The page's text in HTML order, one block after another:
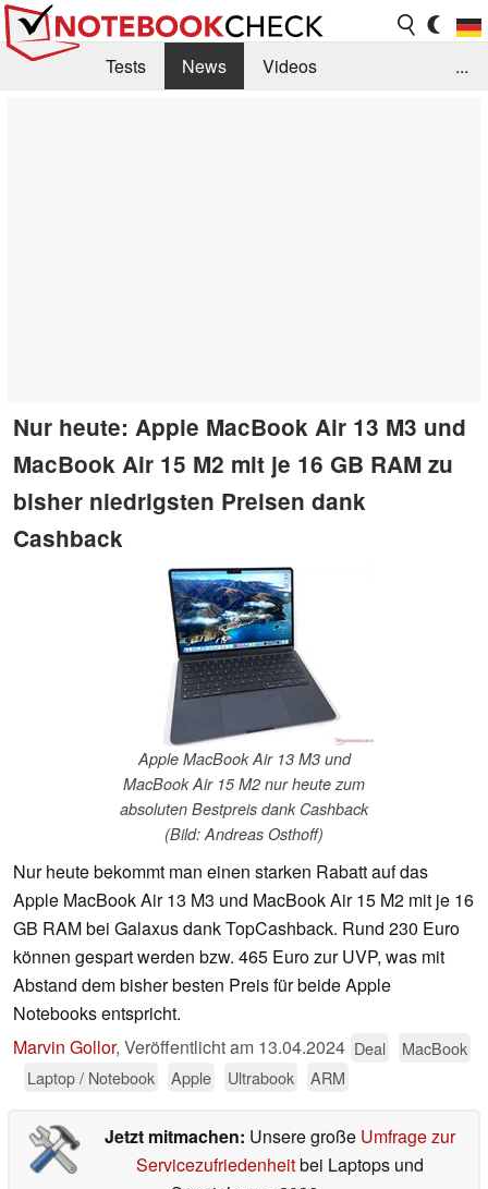
Tests News
Videos
...
Nur heute: Apple MacBook Air 13 M3 und
MacBook Air 15 M2 mit je 16 GB RAM zu
bisher niedrigsten Preisen dank
Cashback
Apple MacBook Air 13 M3 und
MacBook Air 15 M2 nur heute zum
absoluten Bestpreis dank Cashback
(Bild: Andreas Osthoff)
Nur heute bekommt man einen starken Rabatt auf das
Apple MacBook Air 13 M3 und MacBook Air 15 M2 mit je 16
GB RAM bei Galaxus dank TopCashback. Rund 230 Euro
können gespart werden bzw. 465 Euro zur UVP, was mit
Abstand dem bisher besten Preis für beide Apple
Notebooks entspricht.
Marvin Gollor, Veröffentlicht am 13.04.2024 Deal
MacBook
Laptop / Notebook
Apple Ultrabook ARM
Jetzt mitmachen: Unsere große Umfrage zur
Servicezufriedenheitbei Laptops und